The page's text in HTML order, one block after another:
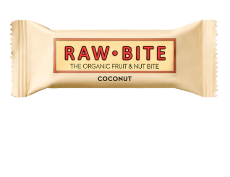
PASTE
CREME ȘI PASTE TARTINABILE
CONDIMENTE
CEAIURI GRECEȘTI
CIOCOLATĂ ȘI CACAO
HEALTHY SNACKS